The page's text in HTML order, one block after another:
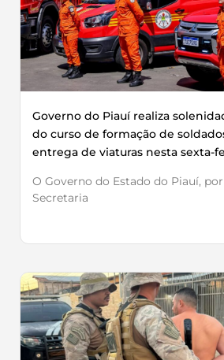
Governo do Piauí realiza
do curso de formação de
entrega de viaturas nesta sexta-
O Governo do Estado do Piauí,
Secretaria